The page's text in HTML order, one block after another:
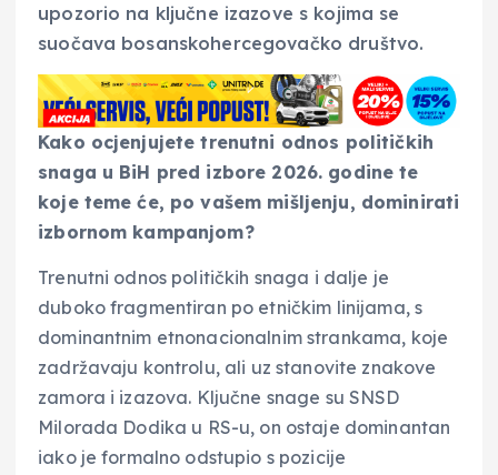
upozorio na ključne izazove s kojima se
suočava bosanskohercegovačko društvo.
Kako ocjenjujete trenutni odnos političkih
snaga u BiH pred izbore 2026. godine te
koje teme će, po vašem mišljenju, dominirati
izbornom kampanjom?
Trenutni odnos političkih snaga i dalje je
duboko fragmentiran po etničkim linijama, s
dominantnim etnonacionalnim strankama, koje
zadržavaju kontrolu, ali uz stanovite znakove
zamora i izazova. Ključne snage su SNSD
Milorada Dodika u RS-u, on ostaje dominantan
iako je formalno odstupio s pozicije